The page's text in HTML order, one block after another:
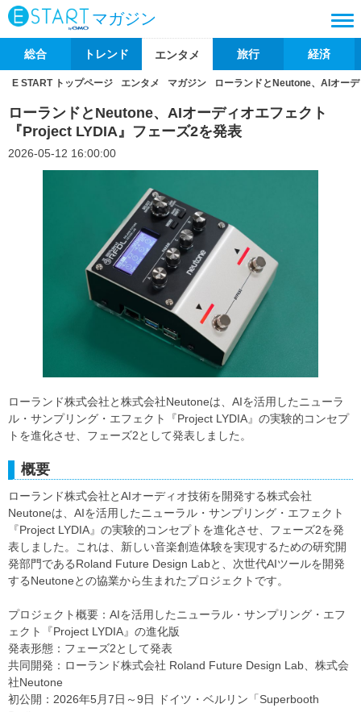
マガジン
総合 トレンド エンタメ 旅行 経済
E START トップページ エンタメ マガジン ローランドとNeutone、AIオー
ローランドとNeutone、AIオーディオエフェクト
『Project LYDIA』フェーズ2を発表
2026-05-12 16:00:00
ローランド株式会社と株式会社Neutoneは、AIを活用したニューラ
ル・サンプリング・エフェクト『Project LYDIA』の実験的コンセプ
トを進化させ、フェーズ2として発表しました。
概要
ローランド株式会社とAIオーディオ技術を開発する株式会社
Neutoneは、AIを活用したニューラル・サンプリング・エフェクト
『Project LYDIA』の実験的コンセプトを進化させ、フェーズ2を発
表しました。これは、新しい音楽創造体験を実現するための研究開
発部門であるRoland Future Design Labと、次世代AIツールを開発
するNeutoneとの協業から生まれたプロジェクトです。
プロジェクト概要：AIを活用したニューラル・サンプリング・エフ
ェクト『Project LYDIA』の進化版
発表形態：フェーズ2として発表
共同開発：ローランド株式会社 Roland Future Design Lab、株式会
社Neutone
初公開：2026年5月7日～9日 ドイツ・ベルリン「Superbooth